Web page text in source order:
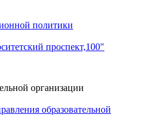
политики
проспект,100"
организации
образовательной